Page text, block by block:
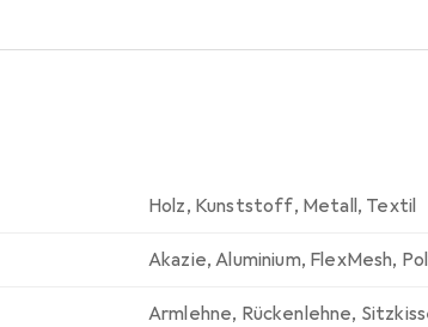
Holz, Kunststoff, Metall, Textil
Akazie,Aluminium, FlexMesh,
Armlehne, Rückenlehne,